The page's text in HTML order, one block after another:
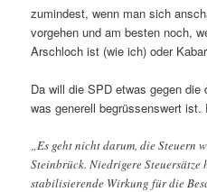
zumindest, wenn man sich
vorgehen und am besten noch,
Arschloch ist (wie ich) oder
Da will die SPD etwas gegen
was generell begrüssenswert
„Es geht nicht darum, die Steuern
Steinbrück. Niedrigere Steuersätze
stabilisierende Wirkung für die